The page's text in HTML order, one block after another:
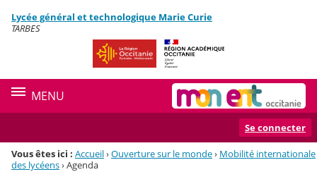
Menu de la rubrique
Contenu
Lycée général et technologique Marie Curie
TARBES
MENU
Se connecter
Vous êtes ici : Accueil›Ouverture sur le monde› Mobilité internationale
des lycéens›Agenda